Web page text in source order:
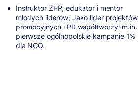
Instruktor ZHP, edukator i mentor
młodych liderów; Jako lider projektów
promocyjnych i PR współtworzył m.in.
pierwsze ogólnopolskie kampanie 1%
dla NGO.